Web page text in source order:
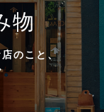
物
のこと、